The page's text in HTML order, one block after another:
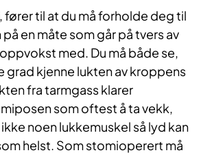
fører til at du må forholde deg til
en måte som går på tvers av
med. Du må både se,
grad kjenne lukten av kroppens
fra tarmgass klarer
som oftest å ta vekk,
noen lukkemuskel så lyd kan
helst. Som stomioperert må